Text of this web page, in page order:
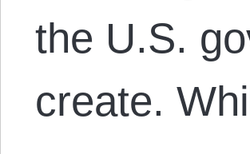
the U.S.
create.